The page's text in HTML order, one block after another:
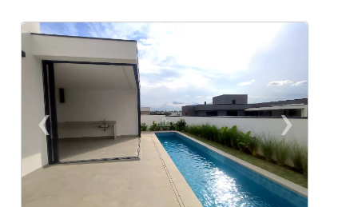
‹
Previous
›